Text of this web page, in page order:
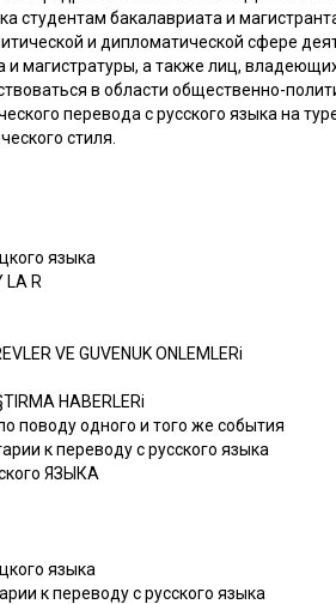
студентам бакалавриата и
и дипломатической сфере
и магистратуры, а также лиц,
в области общественно-
перевода с русского языка на
стиля.
языка
LA R
VE GUVENUK ONLEMLERi
HABERLERi
поводу одного и того же события
к переводу с русского языка
ЯЗЫКА
языка
к переводу с русского языка